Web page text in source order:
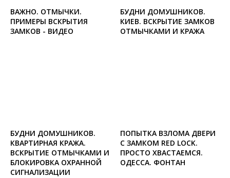
ВАЖНО. ОТМЫЧКИ.
ПРИМЕРЫ ВСКРЫТИЯ
ЗАМКОВ - ВИДЕО
БУДНИ ДОМУШНИКОВ.
КИЕВ. ВСКРЫТИЕ ЗАМКОВ
ОТМЫЧКАМИ И КРАЖА
БУДНИ ДОМУШНИКОВ.
КВАРТИРНАЯ КРАЖА.
ВСКРЫТИЕ ОТМЫЧКАМИ И
БЛОКИРОВКА ОХРАННОЙ
СИГНАЛИЗАЦИИ
ПОПЫТКА ВЗЛОМА ДВЕРИ
С ЗАМКОМ RED LOCK.
ПРОСТО ХВАСТАЕМСЯ.
ОДЕССА. ФОНТАН